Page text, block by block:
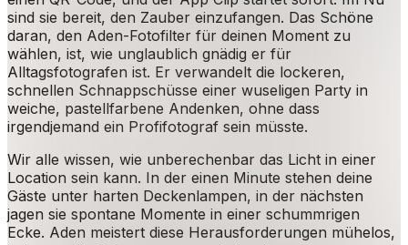
sind sie bereit, den Zauber einzufangen. Das Schöne
daran, den Aden-Fotofilter für deinen Moment zu
wählen, ist, wie unglaublich gnädig er für
Alltagsfotografen ist. Er verwandelt die lockeren,
schnellen Schnappschüsse einer wuseligen Party in
weiche, pastellfarbene Andenken, ohne dass
irgendjemand ein Profifotograf sein müsste.
Wir alle wissen, wie unberechenbar das Licht in einer
Location sein kann. In der einen Minute stehen deine
Gäste unter harten Deckenlampen, in der nächsten
jagen sie spontane Momente in einer schummrigen
Ecke. Aden meistert diese Herausforderungen mühelos,